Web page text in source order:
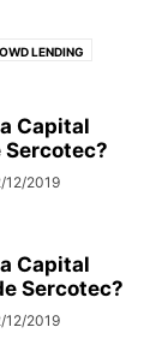
LENDING
Capital
Sercotec?
12/2019
Capital
Sercotec?
12/2019